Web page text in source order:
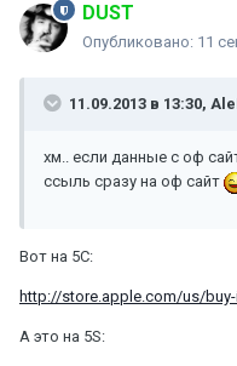
DUST
Опубликовано: 11
11.09.2013 в 13:30,
хм.. если данные с оф
ссыль сразу на оф сайт
Вот на 5С:
http://store.apple.com/us/
А это на 5S: